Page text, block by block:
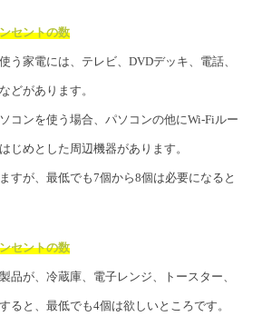
セントの数
う家電には、テレビ、DVDデッキ、電話、
どがあります。
コンを使う場合、パソコンの他にWi-Fiルー
じめとした周辺機器があります。
すが、最低でも7個から8個は必要になると
セントの数
品が、冷蔵庫、電子レンジ、トースター、
ると、最低でも4個は欲しいところです。